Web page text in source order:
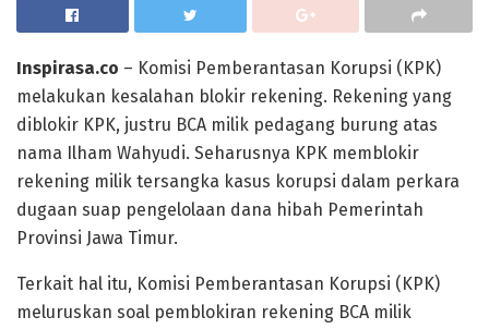
Inspirasa.co – Komisi Pemberantasan Korupsi (KPK)
melakukan kesalahan blokir rekening. Rekening yang
diblokir KPK, justru BCA milik pedagang burung atas
nama Ilham Wahyudi. Seharusnya KPK memblokir
rekening milik tersangka kasus korupsi dalam perkara
dugaan suap pengelolaan dana hibah Pemerintah
Provinsi Jawa Timur.
Terkait hal itu, Komisi Pemberantasan Korupsi (KPK)
meluruskan soal pemblokiran rekening BCA milik